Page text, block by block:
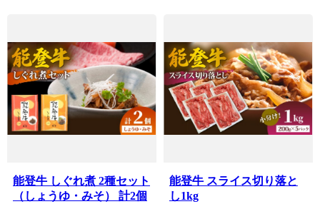
能登牛 しぐれ煮 2種セット
（しょうゆ・みそ） 計2個
能登牛 スライス切り落と
し1kg